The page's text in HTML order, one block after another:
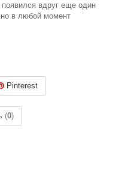
вдруг еще один
в любой момент
Pinterest
(0)